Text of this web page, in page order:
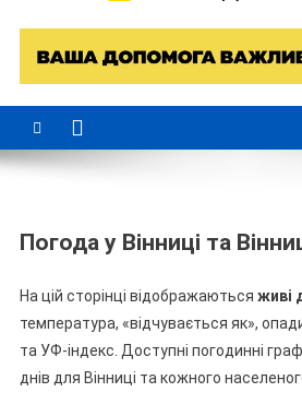
Ми Вінничани
Погода у Вінниці та
На цій сторінці відображаються живі
температура, «відчувається як»,
та УФ-індекс. Доступні погодинні
днів для Вінниці та кожного